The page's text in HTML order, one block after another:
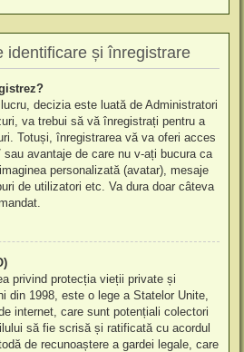
identificare și înregistrare
decizia este luată de Administratori
va trebui să vă înregistrați pentru a
Totuși, înregistrarea vă va oferi acces
avantaje de care nu v-ați bucura ca
personalizată (avatar), mesaje
de utilizatori etc. Va dura doar câteva
privind protecția vieții private și
din 1998, este o lege a Statelor Unite,
internet, care sunt potențiali colectori
să fie scrisă și ratificată cu acordul
de recunoaștere a gardei legale, care